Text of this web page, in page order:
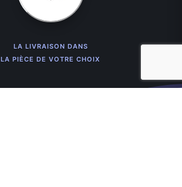
LA LIVRAISON DANS
LA PIÈCE DE VOTRE CHOIX